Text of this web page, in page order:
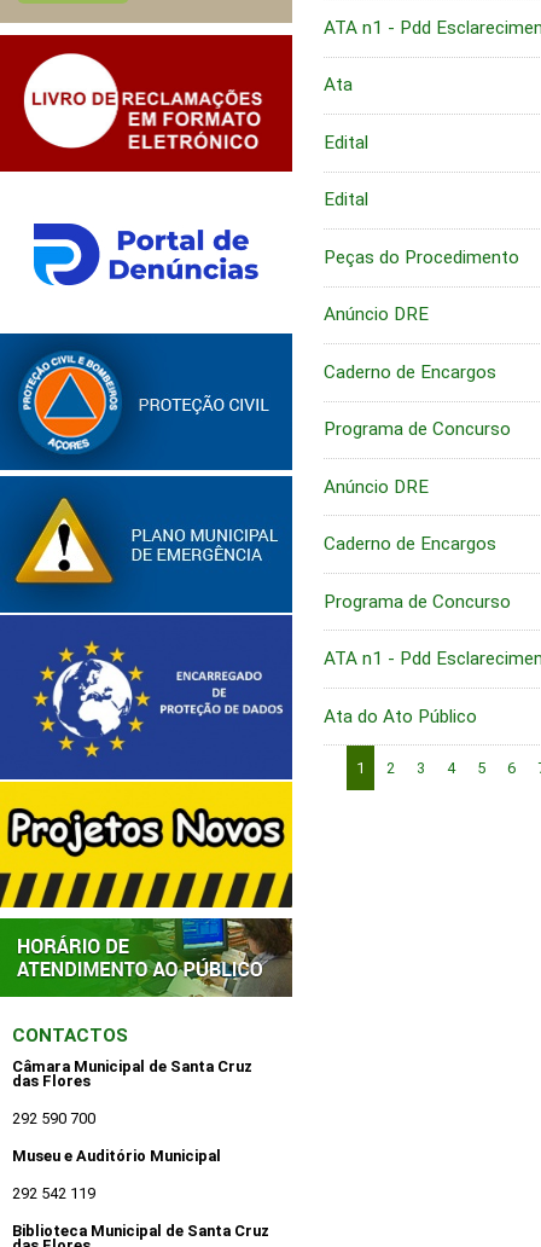
CONTACTOS
Câmara Municipal de Santa Cruz
das Flores
292 590 700
Museu e Auditório Municipal
292 542 119
Biblioteca Municipal de Santa Cruz
ATA n1 - Pdd
Ata
Edital
Edital
Peças do Procedimento
Anúncio DRE
Caderno de Encargos
Programa de Concurso
Anúncio DRE
Caderno de Encargos
Programa de Concurso
ATA n1 - Pdd
Ata do Ato Público
1 2 3 4 5 6